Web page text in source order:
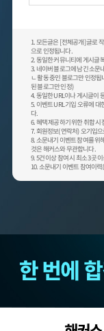
1. 모든글은 [전체공개] 글로
으로 인정됩니다.
2. 동일한 커뮤니티에 게시글
3. 네이버 블로그에 남긴 소문
ㄴ 활동 중인 블로그만 인정
된 블로그만 인정)
4. 동일한 URL이나 게시글이
5. 이벤트 URL 기입 오류에
다.
6. 혜택 제공하기 위한 취합
7. 회원정보(연락처) 오기입
8. 소문내기 이벤트 참여를 위
것은 해커스와 무관합니다.
9. 5건 이상 참여 시 최소 3곳
10. 소문내기 이벤트 참여이